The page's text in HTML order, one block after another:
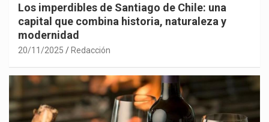
Los imperdibles de Santiago de Chile: una
capital que combina historia, naturaleza y
modernidad
20/11/2025 Redacción